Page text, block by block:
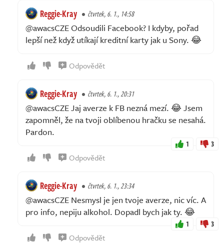
Reggie-Kray čtvrtek, 6. 1., 14:58
@awacsCZE Odsoudili Facebook? I kdyby, pořad
lepší než když utíkají kreditní karty jak u Sony. 😂
Odpovědět
Reggie-Kray čtvrtek, 6. 1., 20:31
@awacsCZE Jaj averze k FB nezná mezí. 😂 Jsem
zapomněl, že na tvoji oblíbenou hračku se nesahá.
Pardon.
1 3
Odpovědět
Reggie-Kray čtvrtek, 6. 1., 23:34
@awacsCZE Nesmysl je jen tvoje averze, nic víc. A
pro info, nepiju alkohol. Dopadl bych jak ty. 😂
1 3
Odpovědět